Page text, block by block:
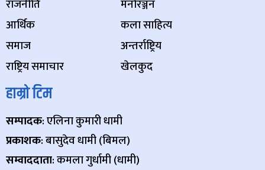
राजनीति
आर्थिक
समाज
राष्ट्रिय समाचार
मनोरञ्जन
कला साहित्य
अन्तर्राष्ट्रिय
खेलकुद
हाम्रो टिम
सम्पादक: एलिना कुमारी धामी
प्रकाशक: बासुदेव धामी (बिमल)
सम्वाददाता: कमला गुर्धामी (धामी)